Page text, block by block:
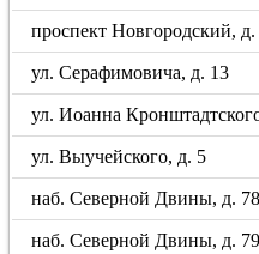
проспект Новгородский, д.
ул. Серафимовича, д. 13
ул. Иоанна
ул. Выучейского, д. 5
наб. Северной Двины, д. 78
наб. Северной Двины, д. 79